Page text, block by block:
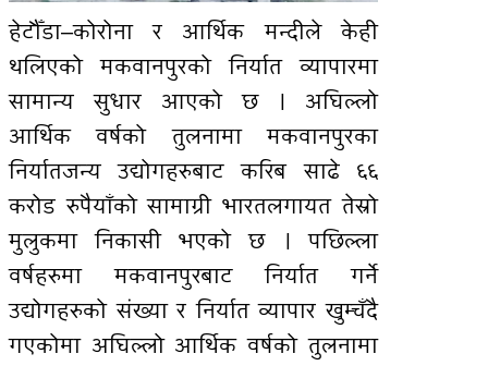
हेटौँडा–कोरोना र आर्थिक मन्दीले केही
थलिएको मकवानपुरको निर्यात व्यापारमा
सामान्य सुधार आएको छ । अघिल्लो
आर्थिक वर्षको तुलनामा मकवानपुरका
निर्यातजन्य उद्योगहरुबाट करिब साढे ६६
करोड रुपैयाँको सामाग्री भारतलगायत तेस्रो
मुलुकमा निकासी भएको छ । पछिल्ला
वर्षहरुमा मकवानपुरबाट निर्यात गर्ने
उद्योगहरुको संख्या र निर्यात व्यापार खुम्चँदै
गएकोमा अघिल्लो आर्थिक वर्षको तुलनामा